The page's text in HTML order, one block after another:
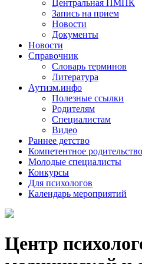
Центральная ПМПК
Запись на прием
Новости
Документы
Новости
Справочник
Словарь терминов
Литература
Аутизм.инфо
Полезные ссылки
Родителям
Специалистам
Видео
Раннее детство
Компетентное родительство
Молодые специалисты
Конкурсы
Для психологов
Календарь мероприятий
Центр